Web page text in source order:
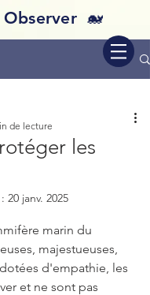
Observer 🐋
les
de lecture
20 janv. 2025
sur 5.
marin du
majestueuses,
d'empathie, les
et ne sont pas